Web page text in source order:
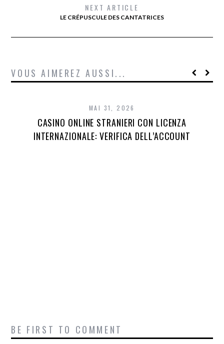
NEXT ARTICLE
LE CRÉPUSCULE DES CANTATRICES
VOUS AIMEREZ AUSSI...
MAI 31, 2026
CASINO ONLINE STRANIERI CON LICENZA
INTERNAZIONALE: VERIFICA DELL’ACCOUNT
BE FIRST TO COMMENT